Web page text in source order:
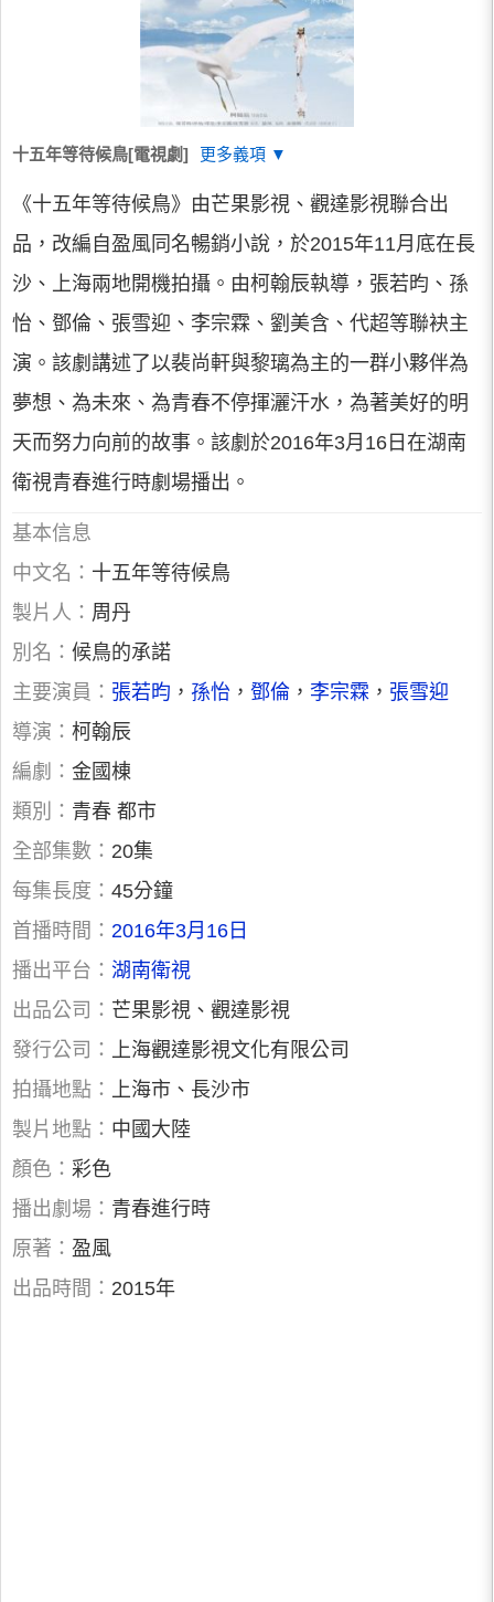
十五年等待候鳥[電視劇] 更多義項 ▼
《十五年等待候鳥》由芒果影視、觀達影視聯合出
品，改編自盈風同名暢銷小說，於2015年11月底在長
沙、上海兩地開機拍攝。由柯翰辰執導，張若昀、孫
怡、鄧倫、張雪迎、李宗霖、劉美含、代超等聯袂主
演。該劇講述了以裴尚軒與黎璃為主的一群小夥伴為
夢想、為未來、為青春不停揮灑汗水，為著美好的明
天而努力向前的故事。該劇於2016年3月16日在湖南
衛視青春進行時劇場播出。
基本信息
中文名： 十五年等待候鳥
製片人： 周丹
別名： 候鳥的承諾
主要演員： 張若昀 ， 孫怡 ， 鄧倫 ， 李宗霖 ， 張雪迎
導演： 柯翰辰
編劇： 金國棟
類別： 青春 都市
全部集數： 20集
每集長度： 45分鐘
首播時間： 2016年3月16日
播出平台： 湖南衛視
出品公司： 芒果影視、觀達影視
發行公司： 上海觀達影視文化有限公司
拍攝地點： 上海市、長沙市
製片地點： 中國大陸
顏色： 彩色
播出劇場： 青春進行時
原著： 盈風
出品時間： 2015年